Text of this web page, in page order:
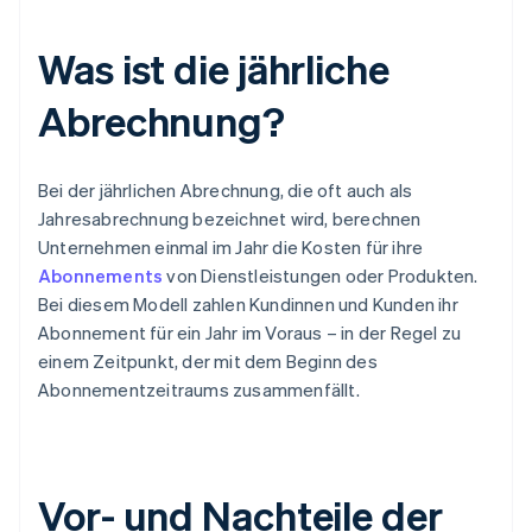
Was ist die jährliche
Abrechnung?
Bei der jährlichen Abrechnung, die oft auch als
Jahresabrechnung bezeichnet wird, berechnen
Unternehmen einmal im Jahr die Kosten für ihre
Abonnements von Dienstleistungen oder Produkten.
Bei diesem Modell zahlen Kundinnen und Kunden ihr
Abonnement für ein Jahr im Voraus – in der Regel zu
einem Zeitpunkt, der mit dem Beginn des
Abonnementzeitraums zusammenfällt.
Vor- und Nachteile der